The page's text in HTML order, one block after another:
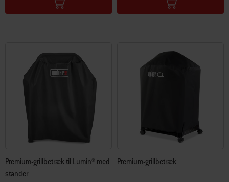
Premium-grillbetræk til Lumin® med
stander
Premium-grillbetræk